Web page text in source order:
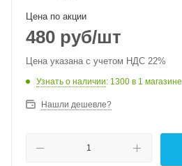
Цена по акции
480 руб/шт
Цена указана с учетом НДС 22%
Узнать о наличии: 1300 в 1 магазине
Нашли дешевле?